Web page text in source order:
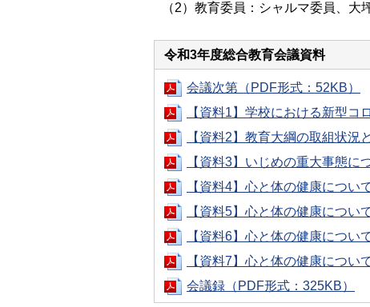
（2）教育委員：シャルマ委員、
令和3年度総合教育会議資料
会議次第（PDF形式：52KB）
【資料1】学校における新型コ
【資料2】教育大綱の取組状況
【資料3】いじめの重大事態に
【資料4】心と体の健康につい
【資料5】心と体の健康につい
【資料6】心と体の健康につい
【資料7】心と体の健康につい
会議録（PDF形式：325KB）